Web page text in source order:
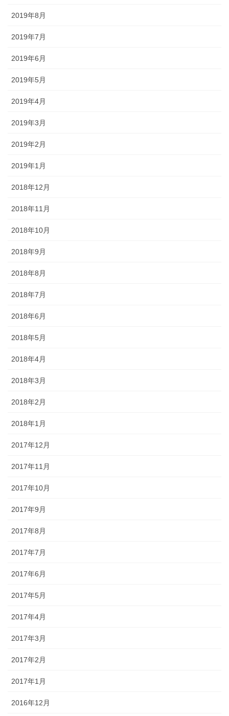
2019年8月
2019年7月
2019年6月
2019年5月
2019年4月
2019年3月
2019年2月
2019年1月
2018年12月
2018年11月
2018年10月
2018年9月
2018年8月
2018年7月
2018年6月
2018年5月
2018年4月
2018年3月
2018年2月
2018年1月
2017年12月
2017年11月
2017年10月
2017年9月
2017年8月
2017年7月
2017年6月
2017年5月
2017年4月
2017年3月
2017年2月
2017年1月
2016年12月